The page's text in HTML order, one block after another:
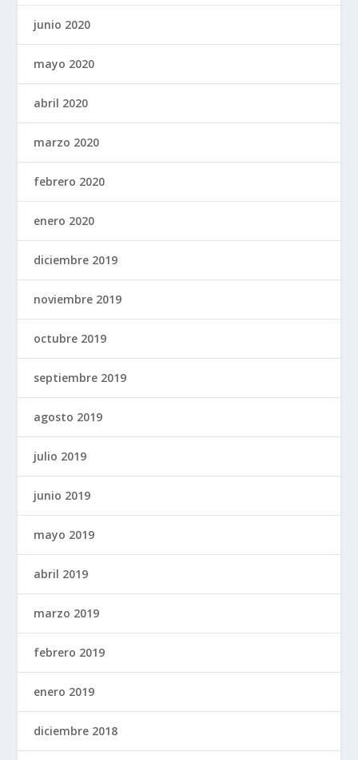
junio 2020
mayo 2020
abril 2020
marzo 2020
febrero 2020
enero 2020
diciembre 2019
noviembre 2019
octubre 2019
septiembre 2019
agosto 2019
julio 2019
junio 2019
mayo 2019
abril 2019
marzo 2019
febrero 2019
enero 2019
diciembre 2018